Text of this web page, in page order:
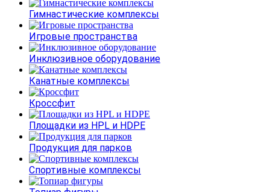
Гимнастические комплексы
Игровые пространства
Инклюзивное оборудование
Канатные комплексы
Кроссфит
Площадки из HPL и HDPE
Продукция для парков
Спортивные комплексы